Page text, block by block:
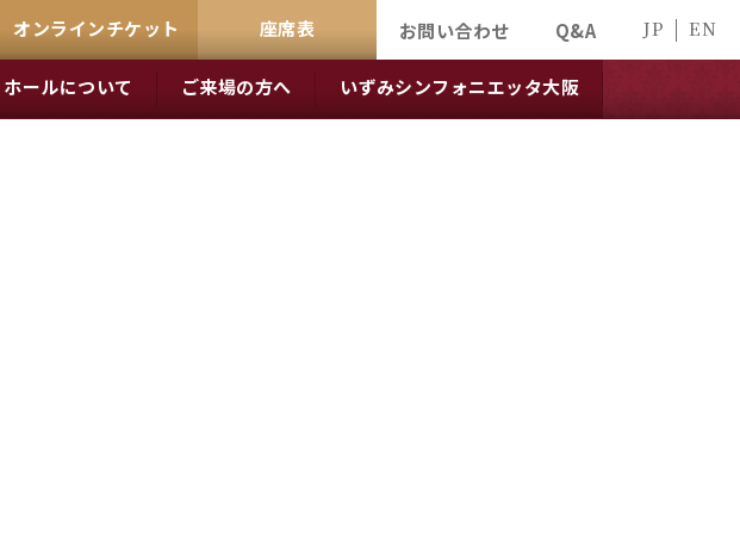
オンラインチケット 座席表 お問い合わせ Q&A JP EN
ホールについて ご来場の方へ いずみシンフォニエッタ大阪